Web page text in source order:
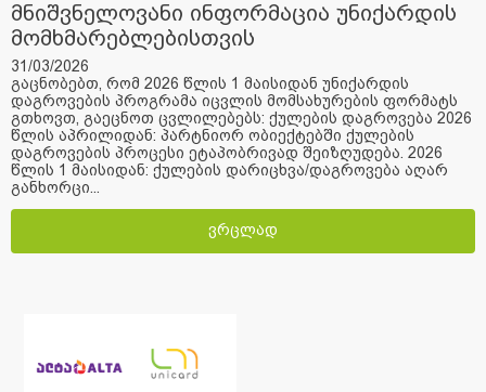
მნიშვნელოვანი ინფორმაცია უნიქარდის
მომხმარებლებისთვის
31/03/2026
გაცნობებთ, რომ 2026 წლის 1 მაისიდან უნიქარდის
დაგროვების პროგრამა იცვლის მომსახურების ფორმატს
გთხოვთ, გაეცნოთ ცვლილებებს: ქულების დაგროვება 2026
წლის აპრილიდან: პარტნიორ ობიექტებში ქულების
დაგროვების პროცესი ეტაპობრივად შეიზღუდება. 2026
წლის 1 მაისიდან: ქულების დარიცხვა/დაგროვება აღარ
განხორცი...
ვრცლად